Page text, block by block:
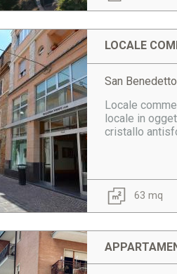
LOCALE
San
Locale
locale in
cristallo
63 mq